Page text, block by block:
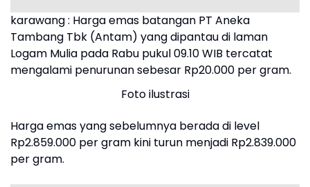
karawang : Harga emas batangan PT Aneka
Tambang Tbk (Antam) yang dipantau di laman
Logam Mulia pada Rabu pukul 09.10 WIB tercatat
mengalami penurunan sebesar Rp20.000 per gram.
Foto ilustrasi
Harga emas yang sebelumnya berada di level
Rp2.859.000 per gram kini turun menjadi Rp2.839.000
per gram.